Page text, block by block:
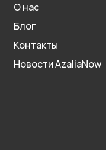
О нас
Блог
Контакты
Новости AzaliaNow